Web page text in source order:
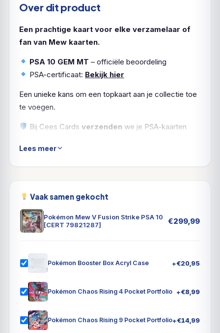
Over dit product
Een prachtige kaart voor elke verzamelaar of
fan van Mew kaarten.
PSA 10 GEM MT – officiële beoordeling
PSA-certificaat: Bekijk hier
Een unieke kans om een topkaart aan je collectie toe
te voegen.
Bij Cees Cardsverzenden we je PSA-kaarten
komt jouw Mew in topvorm aan.
Lees meer
Vaak samen gekocht
Pokémon Mew V Fusion Strike PSA 10
[CERT 79821287]
€299,99
Pokémon Booster Box Acryl Case +€20,95
Pokémon Chaos Rising 4 Pocket Portfolio +€8,99
Pokémon Chaos Rising 9 Pocket Portfolio+€14,99